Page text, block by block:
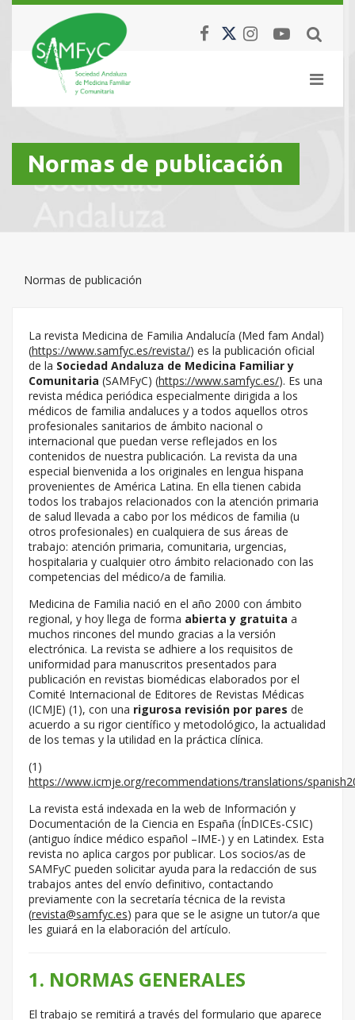
Normas de publicación
Normas de publicación
La revista Medicina de Familia Andalucía (Med fam Andal)
(https://www.samfyc.es/revista/) es la publicación oficial
de la Sociedad Andaluza de Medicina Familiar y
Comunitaria (SAMFyC) (https://www.samfyc.es/). Es una
revista médica periódica especialmente dirigida a los
médicos de familia andaluces y a todos aquellos otros
profesionales sanitarios de ámbito nacional o
internacional que puedan verse reflejados en los
contenidos de nuestra publicación. La revista da una
especial bienvenida a los originales en lengua hispana
provenientes de América Latina. En ella tienen cabida
todos los trabajos relacionados con la atención primaria
de salud llevada a cabo por los médicos de familia (u
otros profesionales) en cualquiera de sus áreas de
trabajo: atención primaria, comunitaria, urgencias,
hospitalaria y cualquier otro ámbito relacionado con las
competencias del médico/a de familia.
Medicina de Familia nació en el año 2000 con ámbito
regional, y hoy llega de forma abierta y gratuita a
muchos rincones del mundo gracias a la versión
electrónica. La revista se adhiere a los requisitos de
uniformidad para manuscritos presentados para
publicación en revistas biomédicas elaborados por el
Comité Internacional de Editores de Revistas Médicas
(ICMJE) (1), con una rigurosa revisión por pares de
acuerdo a su rigor científico y metodológico, la actualidad
de los temas y la utilidad en la práctica clínica.
(1)
https://www.icmje.org/recommendations/translations/
La revista está indexada en la web de Información y
Documentación de la Ciencia en España (ÍnDICEs-CSIC)
(antiguo índice médico español –IME-) y en Latindex. Esta
revista no aplica cargos por publicar. Los socios/as de
SAMFyC pueden solicitar ayuda para la redacción de sus
trabajos antes del envío definitivo, contactando
previamente con la secretaría técnica de la revista
(revista@samfyc.es) para que se le asigne un tutor/a que
les guiará en la elaboración del artículo.
1. NORMAS GENERALES
El trabajo se remitirá a través del formulario que aparece